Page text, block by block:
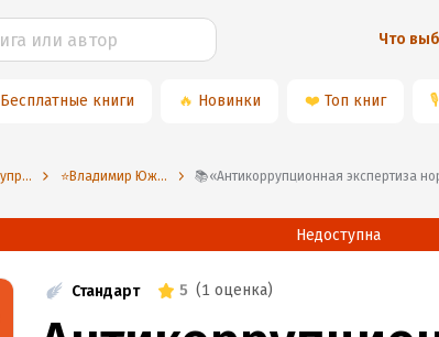
Что
Бесплатные книги 🔥 Новинки ❤️ Топ книг 🎙
Государственное и муниципальное управление ⭐️Владимир Южаков 📚«Антикоррупционная экспертиза
Недоступна
Стандарт 5 (1 оценка)